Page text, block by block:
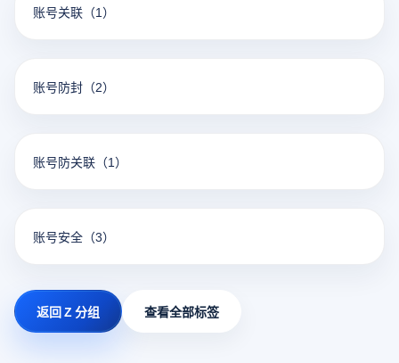
账号关联 （1）
账号防封 （2）
账号防关联 （1）
账号安全 （3）
返回 Z 分组 查看全部标签